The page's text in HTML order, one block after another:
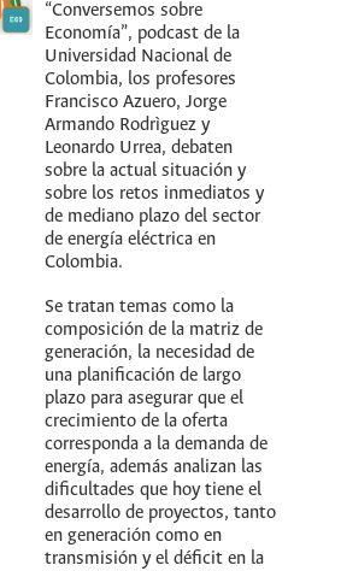
“Conversemos sobre
Economía”, podcast de la
Universidad Nacional de
Colombia, los profesores
Francisco Azuero, Jorge
Armando Rodrìguez y
Leonardo Urrea, debaten
sobre la actual situación y
sobre los retos inmediatos y
de mediano plazo del sector
de energía eléctrica en
Colombia.
Se tratan temas como la
composición de la matriz de
generación, la necesidad de
una planificación de largo
plazo para asegurar que el
crecimiento de la oferta
corresponda a la demanda de
energía, además analizan las
dificultades que hoy tiene el
desarrollo de proyectos, tanto
en generación como en
transmisión y el déficit en la